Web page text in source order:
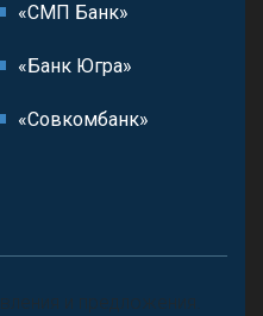
«СМП Банк»
«Банк Югра»
«Совкомбанк»
и предложения.